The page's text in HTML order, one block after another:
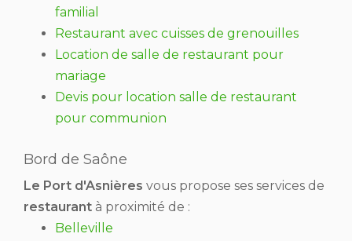
familial
Restaurant avec cuisses de grenouilles
Location de salle de restaurant pour
mariage
Devis pour location salle de restaurant
pour communion
Bord de Saône
Le Port d'Asnières vous propose ses services de
restaurant à proximité de :
Belleville